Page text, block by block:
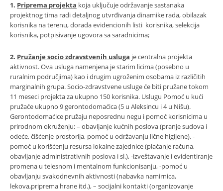
1. Priprema projekta koja uključuje održavanje sastanaka
projektnog tima radi detaljnog utvrđivanja dinamike rada, obilazak
korisnika na terenu, dorada evidencionih listi korisnika, selekcija
korisnika, potpisivanje ugovora sa saradnicima;
2. Pružanje socio zdravstvenih usluga je centralna projekta
aktivnost. Ova usluga namenjena je starim licima (posebno u
ruralnim područjima) kao i drugim ugroženim osobama iz različitih
marginalnih grupa. Socio-zdravstvene usluge će biti pružane tokom
11 meseci projekta za ukupno 150 korisnika. Uslugu Pomoć u kući
pružaće ukupno 9 gerontodomaćica (5 u Aleksincu i 4 u Nišu).
Gerontodomaćice pružaju neposrednu negu i pomoć korisnicima u
prirodnom okruženju: – obavljanje kućnih poslova (pranje sudova i
odeće, čišćenje prostorija, pomoć u održavanju lične higijene), -
pomoć u korišćenju resursa lokalne zajednice (plaćanje računa,
obavljanje administrativnih poslova i sl.), -izveštavanje i evidentiranje
promena u telesnom i mentalnom funkcionisanju, -pomoć u
obavljanju svakodnevnih aktivnosti (nabavka namirnica,
lekova,priprema hrane itd.), – socijalni kontakti (organizovanje